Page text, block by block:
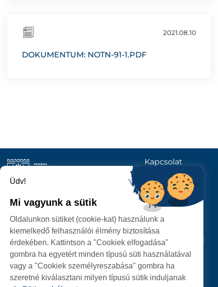
2021.08.10
DOKUMENTUM: NOTN-91-1.PDF
SZEMÉLYES ADATOK VÉDELME
SZATMÁRNÉMETI
POLGÁRMESTERI HIVATAL
P-ȚA 25 OCTOMBRIE, NR. 1 CORP M, 440026 SATU MARE
Kapcsolat
KÖVESSENEK
Üdv!
Mi vagyunk a sütik
Oldalunkon sütiket (cookie-kat) használunk a
kiemelkedő felhasználói élmény biztosítása
érdekében. Kattintson a "Cookiek elfogadása"
gombra ha egyetért minden típusú süti használatával
vagy a "Cookiek személyreszabása" gombra ha
szeretné kiválasztani milyen típusú sütik induljanak